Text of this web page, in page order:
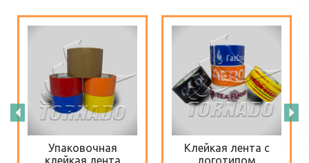
Упаковочная
клейкая лента
Клейкая лента с
логотипом